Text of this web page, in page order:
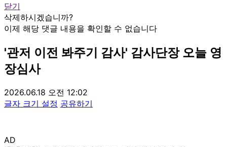
닫기
삭제하시겠습니까?
이제 해당 댓글 내용을 확인할 수 없습니다
'관저 이전 봐주기 감사' 감사단장 오늘 영
장심사
2026.06.18 오전 12:02
글자 크기 설정 공유하기
AD